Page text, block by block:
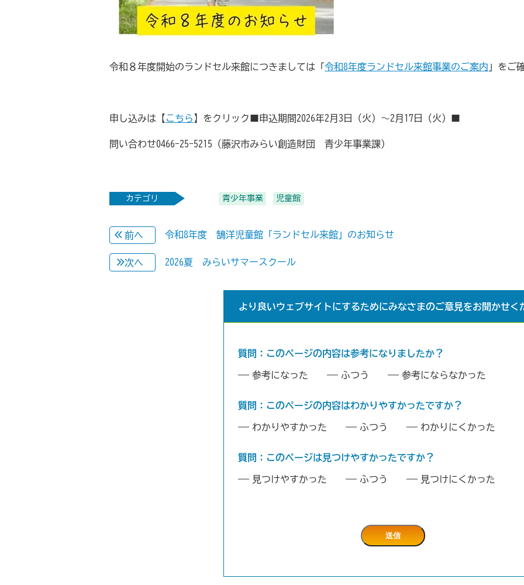
令和８年度開始のランドセル来館につきましては「令和8年度ランドセル来館事業のご案内 」をご
申し込みは【 こちら 】をクリック■申込期間2026年2月3日（火）〜2月17日（火）■
問い合わせ0466-25-5215（藤沢市みらい創造財団 青少年事業課）
カテゴリ 青少年事業 児童館
前へ 令和8年度 鵠洋児童館「ランドセル来館」のお知らせ
次へ 2026夏 みらいサマースクール
より良いウェブサイトにするためにみなさまのご意見をお聞かせく
質問：このページの内容は参考になりましたか？
参考になった ふつう 参考にならなかった
質問：このページの内容はわかりやすかったですか？
わかりやすかった ふつう わかりにくかった
質問：このページは見つけやすかったですか？
見つけやすかった ふつう 見つけにくかった